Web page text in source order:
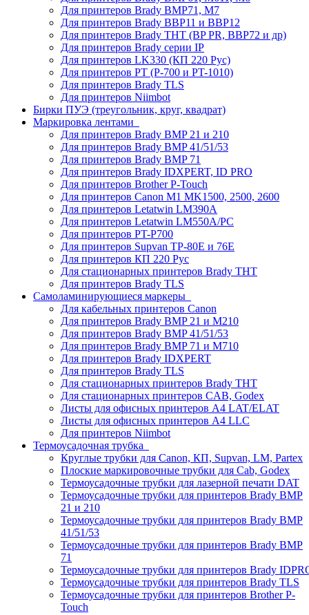
Для принтеров Brady BMP71, M7
Для принтеров Brady BBP11 и BBP12
Для принтеров Brady THT (BP PR, BBP72 и др)
Для принтеров Brady серии IP
Для принтеров LK330 (КП 220 Рус)
Для принтеров PT (P-700 и PT-1010)
Для принтеров Brady TLS
Для принтеров Niimbot
Бирки ПУЭ (треугольник, круг, квадрат)
Маркировка лентами
Для принтеров Brady BMP 21 и 210
Для принтеров Brady BMP 41/51/53
Для принтеров Brady BMP 71
Для принтеров Brady IDXPERT, ID PRO
Для принтеров Brother P-Touch
Для принтеров Canon M1 MK1500, 2500, 2600
Для принтеров Letatwin LM390A
Для принтеров Letatwin LM550A/PC
Для принтеров PT-P700
Для принтеров Supvan TP-80E и 76E
Для принтеров КП 220 Рус
Для стационарных принтеров Brady THT
Для принтеров Brady TLS
Самоламинирующиеся маркеры
Для кабельных принтеров Canon
Для принтеров Brady BMP 21 и M210
Для принтеров Brady BMP 41/51/53
Для принтеров Brady BMP 71 и M710
Для принтеров Brady IDXPERT
Для принтеров Brady TLS
Для стационарных принтеров Brady THT
Для стационарных принтеров CAB, Godex
Листы для офисных принтеров А4 LAT/ELAT
Листы для офисных принтеров А4 LLC
Для принтеров Niimbot
Термоусадочная трубка
Круглые трубки для Canon, КП, Supvan, LM, Partex
Плоские маркировочные трубки для Cab, Godex
Термоусадочные трубки для лазерной печати DAT
Термоусадочные трубки для принтеров Brady BMP
21 и 210
Термоусадочные трубки для принтеров Brady BMP
41/51/53
Термоусадочные трубки для принтеров Brady BMP
71
Термоусадочные трубки для принтеров Brady
Термоусадочные трубки для принтеров Brady TLS
Термоусадочные трубки для принтеров Brother P-
Touch